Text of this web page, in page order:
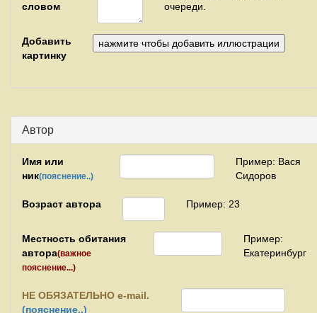
словом
очереди.
Добавить
картинку
Автор
Имя или
ник(пояснение..)
Пример: Вася
Сидоров
Возраст автора Пример: 23
Местность обитания
автора(важное
пояснение...)
Пример:
Екатеринбург
НЕ ОБЯЗАТЕЛЬНО e-mail.
(пояснение..)